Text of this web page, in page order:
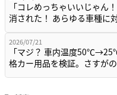
「コレめっちゃいいじゃん
消された！ あらゆる車種に
2026/07/21
「マジ？ 車内温度
格カー用品を検証。さすが